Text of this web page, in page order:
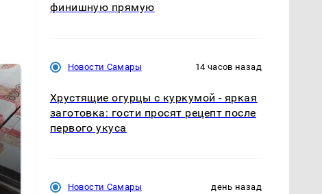
финишную прямую
Новости Самары 14 часов назад
Хрустящие огурцы с куркумой - яркая
заготовка: гости просят рецепт после
первого укуса
Новости Самары день назад